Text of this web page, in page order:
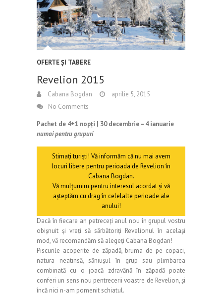
OFERTE ȘI TABERE
Revelion 2015
Cabana Bogdan
aprilie 5, 2015
No Comments
Pachet de 4+1 nopți | 30 decembrie – 4 ianuarie
numai pentru grupuri
Stimaţi turişti! Vă informăm că nu mai avem
locuri libere pentru perioada de Revelion în
Cabana Bogdan.
Vă mulţumim pentru interesul acordat şi vă
aşteptăm cu drag în celelalte perioade ale
anului!
Dacă în fiecare an petreceți anul nou în grupul vostru
obișnuit și vreți să sărbătoriți Revelionul în același
mod, vă recomandăm să alegeți Cabana Bogdan!
Piscurile acoperite de zăpadă, bruma de pe copaci,
natura neatinsă, săniușul în grup sau plimbarea
combinată cu o joacă zdravănă în zăpadă poate
conferi un sens nou pentrecerii voastre de Revelion, și
încă nici n-am pomenit schiatul.